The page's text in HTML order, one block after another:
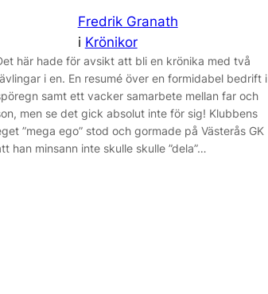
Fredrik Granath
i Krönikor
här hade för avsikt att bli en krönika med två
i en. En resumé över en formidabel bedrift i
samt ett vacker samarbete mellan far och
men se det gick absolut inte för sig! Klubbens
”mega ego” stod och gormade på Västerås GK
han minsann inte skulle skulle ”dela”…